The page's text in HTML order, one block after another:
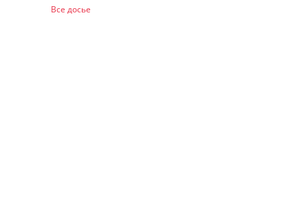
Все досье